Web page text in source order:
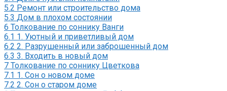
5.2 Ремонт или строительство дома
5.3 Дом в плохом состоянии
6 Толкование по соннику Ванги
6.1 1. Уютный и приветливый дом
6.2 2. Разрушенный или заброшенный дом
6.3 3. Входить в новый дом
7 Толкование по соннику Цветкова
7.1 1. Сон о новом доме
7.2 2. Сон о старом доме